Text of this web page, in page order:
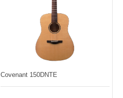
Covenant 150DNTE